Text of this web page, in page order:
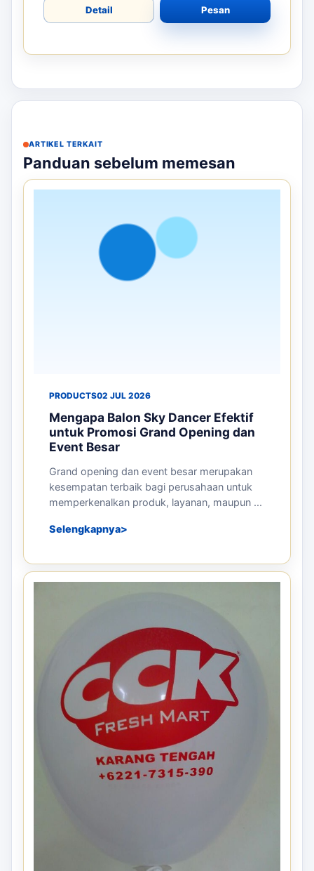
Detail Pesan
ARTIKEL TERKAIT
Panduan sebelum memesan
PRODUCTS02 JUL 2026
Mengapa Balon Sky Dancer Efektif
untuk Promosi Grand Opening dan
Event Besar
Grand opening dan event besar merupakan
kesempatan terbaik bagi perusahaan untuk
memperkenalkan produk, layanan, maupun ...
Selengkapnya